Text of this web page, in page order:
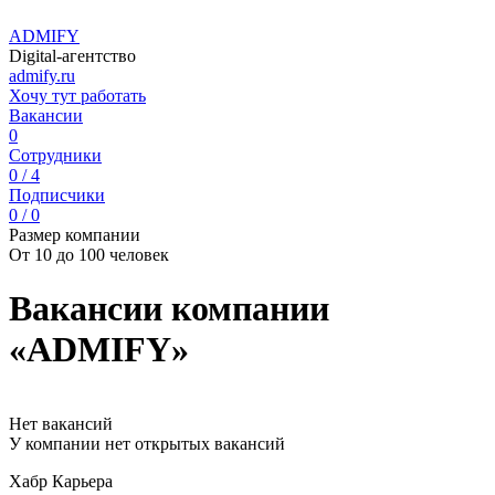
ADMIFY
Digital-агентство
admify.ru
Хочу тут работать
Вакансии
0
Сотрудники
0 / 4
Подписчики
0 / 0
Размер компании
От 10 до 100 человек
Вакансии компании
«ADMIFY»
Нет вакансий
У компании нет открытых вакансий
Хабр Карьера